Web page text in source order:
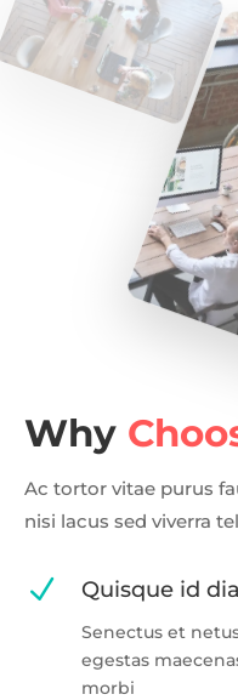
Why
Ac tortor vitae purus
nisi lacus sed viverra
N Quisque id
Senectus et
egestas
morbi